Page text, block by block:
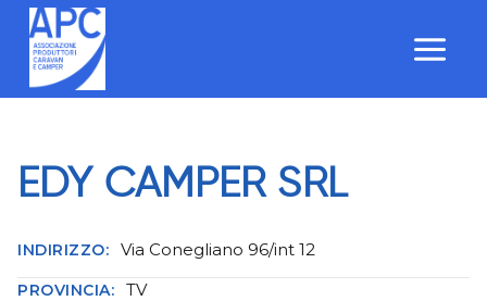
Salta
contenuto
EDY CAMPER SRL
INDIRIZZO: Via Conegliano 96/int 12
PROVINCIA: TV